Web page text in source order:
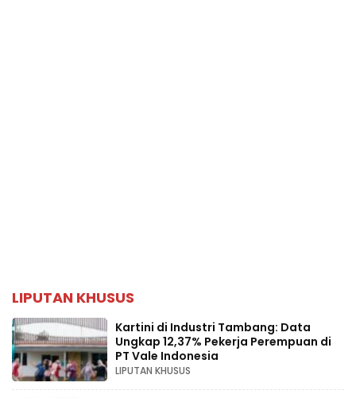
LIPUTAN KHUSUS
Kartini di Industri Tambang: Data
Ungkap 12,37% Pekerja Perempuan di
PT Vale Indonesia
LIPUTAN KHUSUS